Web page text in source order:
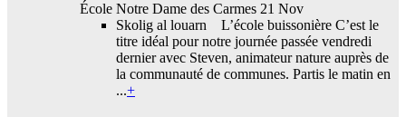
École Notre Dame des Carmes 21 Nov
Skolig al louarn L’école buissonière C’est le
titre idéal pour notre journée passée vendredi
dernier avec Steven, animateur nature auprès de
la communauté de communes. Partis le matin en
...+